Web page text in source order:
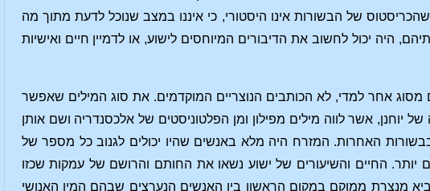
של הבשורות אינו היסטורי, כי איננו במצב שנוכל לדעת מתוך מה
היה יכול לחשוב את הדיבורים המיוחסים לישוע, או לדמיין חיים ואישיות
מסוג אחר למדי, לא הכותבים הנוצריים המוקדמים. את סוג המילים שאפשר
אשר לווה מילים מפילון ומן הפלטוניסטים של אלכסנדריה ושם אותן
האחרות. המזרח היה מלא באנשים שהיו יכולים לגנוב כל מספר של
החיים והשיעורים של ישוע נשאו את החותם והרושם של עמקות שכזו
מנצרת ממוקם במקום הראשון בין האנשים הנערצים שבהם המין האנושי